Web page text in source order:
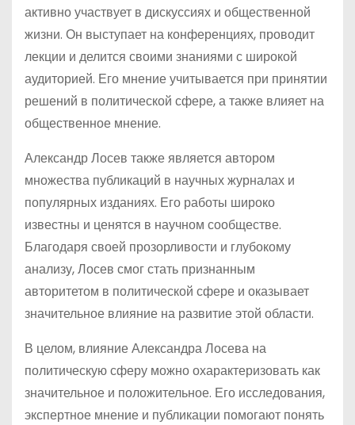
активно участвует в дискуссиях и общественной
жизни. Он выступает на конференциях, проводит
лекции и делится своими знаниями с широкой
аудиторией. Его мнение учитывается при принятии
решений в политической сфере, а также влияет на
общественное мнение.
Александр Лосев также является автором
множества публикаций в научных журналах и
популярных изданиях. Его работы широко
известны и ценятся в научном сообществе.
Благодаря своей прозорливости и глубокому
анализу, Лосев смог стать признанным
авторитетом в политической сфере и оказывает
значительное влияние на развитие этой области.
В целом, влияние Александра Лосева на
политическую сферу можно охарактеризовать как
значительное и положительное. Его исследования,
экспертное мнение и публикации помогают понять